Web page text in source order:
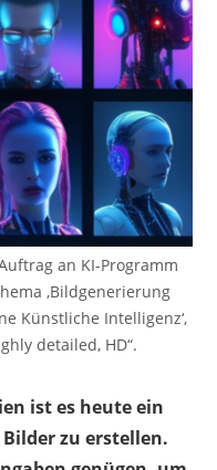
an KI-Programm
‚Bildgenerierung
Künstliche Intelligenz‘,
detailed, HD“.
ist es heute ein
zu erstellen.